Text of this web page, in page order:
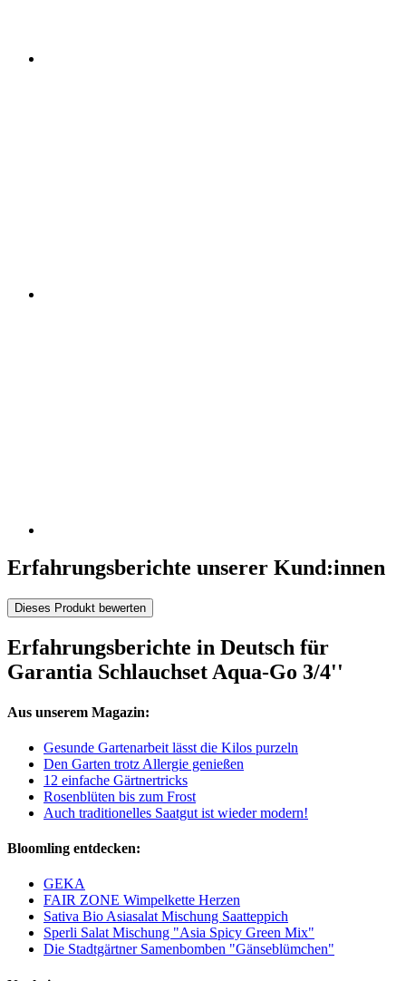
Erfahrungsberichte unserer Kund:innen
Dieses Produkt bewerten
Erfahrungsberichte in Deutsch für
Garantia Schlauchset Aqua-Go 3/4''
Aus unserem Magazin:
Gesunde Gartenarbeit lässt die Kilos purzeln
Den Garten trotz Allergie genießen
12 einfache Gärtnertricks
Rosenblüten bis zum Frost
Auch traditionelles Saatgut ist wieder modern!
Bloomling entdecken:
GEKA
FAIR ZONE Wimpelkette Herzen
Sativa Bio Asiasalat Mischung Saatteppich
Sperli Salat Mischung "Asia Spicy Green Mix"
Die Stadtgärtner Samenbomben "Gänseblümchen"